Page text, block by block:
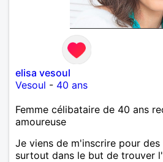
elisa vesoul
Vesoul - 40 ans
Femme célibataire de 40 ans
amoureuse
Je viens de m'inscrire pour
surtout dans le but de trouver